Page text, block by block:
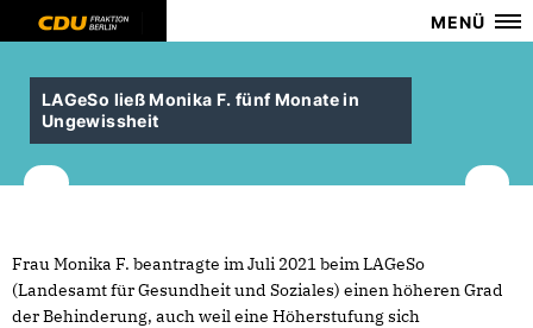
MENÜ
LAGeSo ließ Monika F. fünf Monate in
Ungewissheit
Frau Monika F. beantragte im Juli 2021 beim LAGeSo
(Landesamt für Gesundheit und Soziales) einen höheren Grad
der Behinderung, auch weil eine Höherstufung sich